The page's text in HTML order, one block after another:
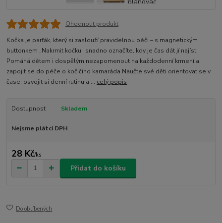
Ohodnotit produkt
Kočka je parťák, který si zaslouží pravidelnou péči – s magnetickým
buttonkem „Nakrmit kočku“ snadno označíte, kdy je čas dát jí najíst.
Pomáhá dětem i dospělým nezapomenout na každodenní krmení a
zapojit se do péče o kočičího kamaráda Naučte své děti orientovat se v
čase, osvojit si denní rutinu a ... celý popis
Dostupnost Skladem
Nejsme plátci DPH
28 Kč/ks
Přidat do košíku
Do oblíbených